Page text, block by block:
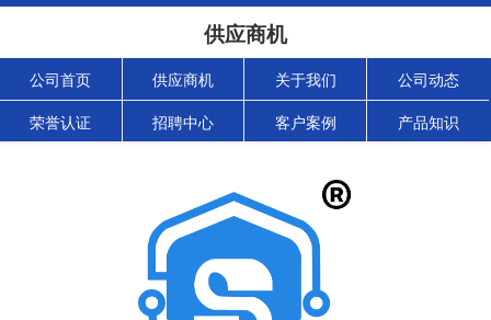
供应商机
公司首页 供应商机 关于我们 公司动态
荣誉认证 招聘中心 客户案例 产品知识